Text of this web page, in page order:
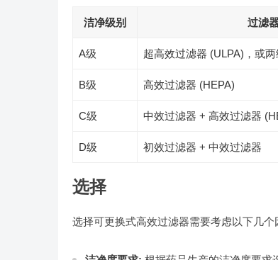
洁净级别 过滤
A级 超高效过滤器 (ULPA)，或
B级 高效过滤器 (HEPA)
C级 中效过滤器 + 高效过滤器
D级 初效过滤器 + 中效过滤器
选择
选择可更换式高效过滤器需要考虑以下几个